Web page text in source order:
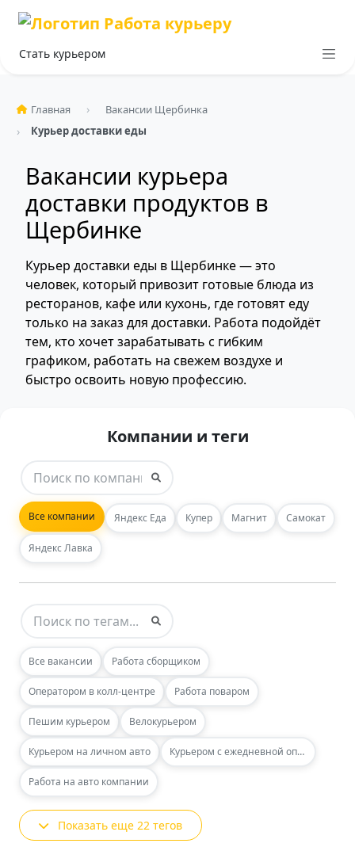
Стать курьером
Главная
Вакансии Щербинка
Курьер доставки еды
Вакансии курьера
доставки продуктов в
Щербинке
Курьер доставки еды в Щербинке — это
человек, который привозит готовые блюда из
ресторанов, кафе или кухонь, где готовят еду
только на заказ для доставки. Работа подойдёт
тем, кто хочет зарабатывать с гибким
графиком, работать на свежем воздухе и
быстро освоить новую профессию.
Компании и теги
Все компании Яндекс Еда Купер Магнит Самокат
Яндекс Лавка
Все вакансии Работа сборщиком
Оператором в колл-центре Работа поваром
Пешим курьером Велокурьером
Курьером на личном авто Курьером с ежедневной оплатой
Работа на авто компании
Показать еще 22 тегов